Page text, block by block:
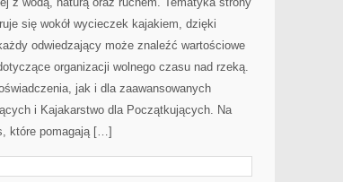
się wokół wycieczek kajakiem, dzięki
odwiedzający może znaleźć wartościowe
organizacji wolnego czasu nad rzeką.
jak i dla zaawansowanych
i Kajakarstwo dla Początkujących. Na
które pomagają […]